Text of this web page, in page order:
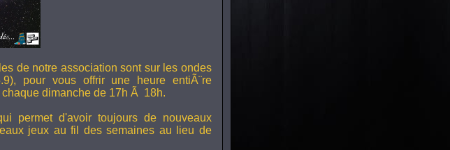
de notre association sont sur les ondes
pour vous offrir une heure entiÃ¨re
dimanche de 17h Ã 18h.
permet d'avoir toujours de nouveaux
jeux au fil des semaines au lieu de